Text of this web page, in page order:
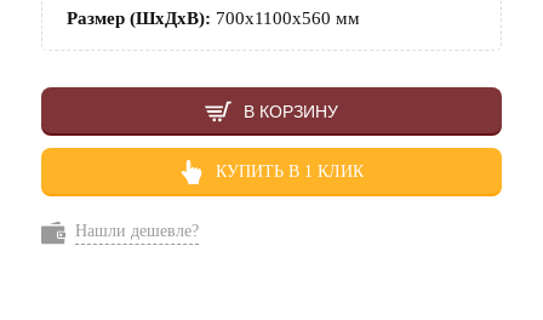
Размер (ШхДхВ): 700х1100х560 мм
В КОРЗИНУ
КУПИТЬ В 1 КЛИК
Нашли дешевле?